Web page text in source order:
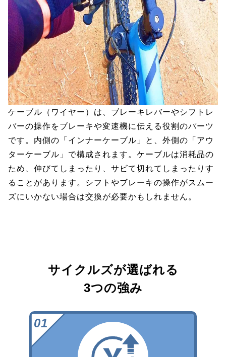
ケーブル（ワイヤー）は、ブレーキレバーやシフトレ
バーの操作をブレーキや変速機に伝える役割のパーツ
です。内側の「インナーケーブル」と、外側の「アウ
ターケーブル」で構成されます。ケーブルは消耗品の
ため、伸びてしまったり、サビて切れてしまったりす
ることがあります。シフトやブレーキの操作がスムー
ズにいかない場合は交換が必要かもしれません。
サイクルズが選ばれる
3つの強み